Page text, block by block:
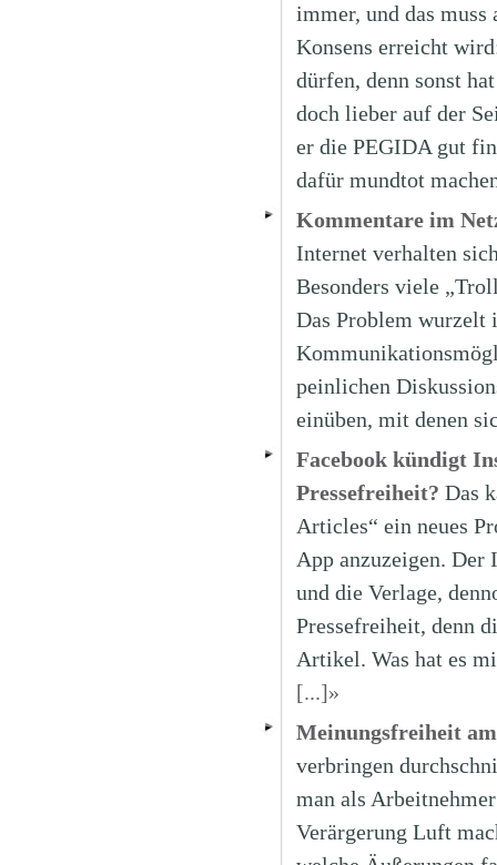
immer, und das muss
Konsens erreicht
dürfen, denn sonst
doch lieber auf der
er die PEGIDA gut
dafür mundtot
Kommentare im
Internet verhalten
Besonders viele
Das Problem wurzelt
peinlichen
einüben, mit denen
Facebook kündigt
Pressefreiheit? Das
Articles“ ein neues
App anzuzeigen. Der
und die Verlage,
Pressefreiheit, denn
Artikel. Was hat es
[...]»
Meinungsfreiheit
verbringen
man als
Verärgerung Luft